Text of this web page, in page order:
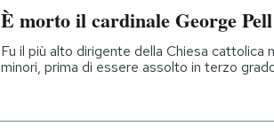
Ok Boomer!
È morto il cardinale George Pell
Fu il più alto dirigente della Chiesa cattolica
minori, prima di essere assolto in terzo